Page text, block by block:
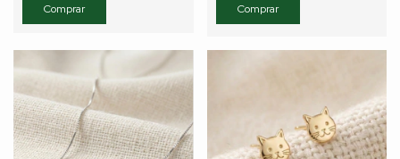
Comprar